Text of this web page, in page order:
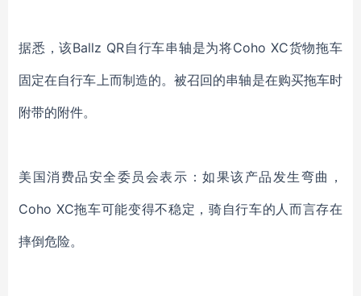
据悉，该Ballz QR自行车串轴是为将Coho XC货物拖车
固定在自行车上而制造的。被召回的串轴是在购买拖车时
附带的附件。
美国消费品安全委员会表示：如果该产品发生弯曲，
Coho XC拖车可能变得不稳定，骑自行车的人而言存在
摔倒危险。